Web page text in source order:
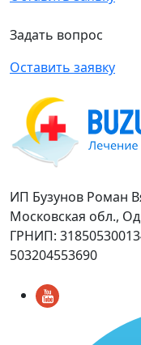
Задать вопрос
Оставить заявку
ИП Бузунов Роман
Московская обл.,
ГРНИП:
503204553690